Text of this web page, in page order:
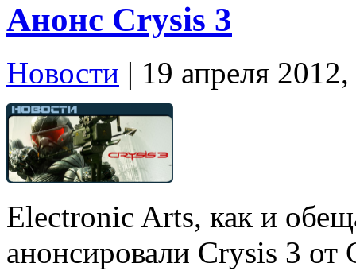
Анонс Crysis 3
Новости | 19 апреля
Electronic Arts, как и
анонсировали Crysis 3 от